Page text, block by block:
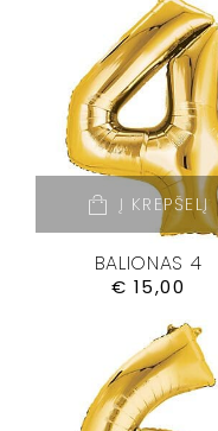
Į KREPŠELĮ
BALIONAS 4
€ 15,00